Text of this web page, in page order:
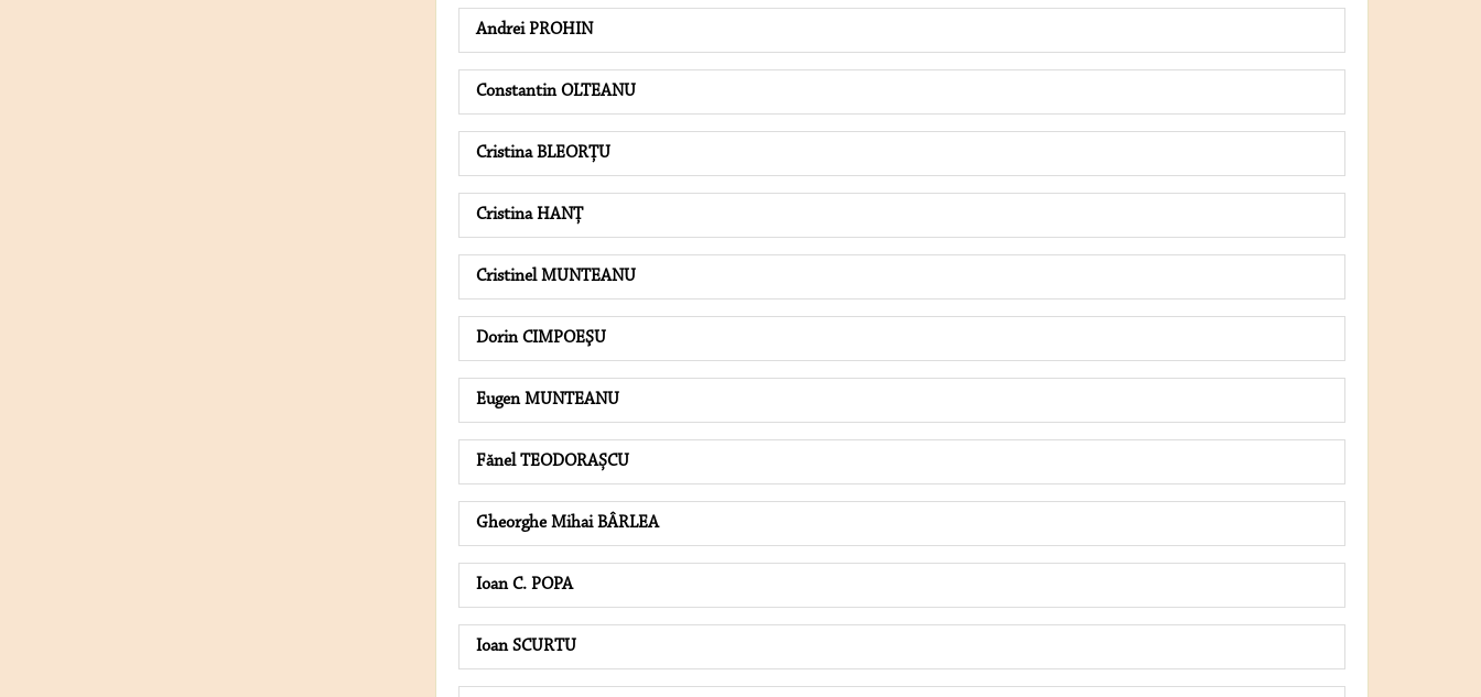
Andrei PROHIN
Constantin OLTEANU
Cristina BLEORȚU
Cristina HANȚ
Cristinel MUNTEANU
Dorin CIMPOEŞU
Eugen MUNTEANU
Fănel TEODORAȘCU
Gheorghe Mihai BÂRLEA
Ioan C. POPA
Ioan SCURTU